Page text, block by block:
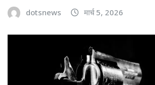
dotsnews मार्च 5, 2026